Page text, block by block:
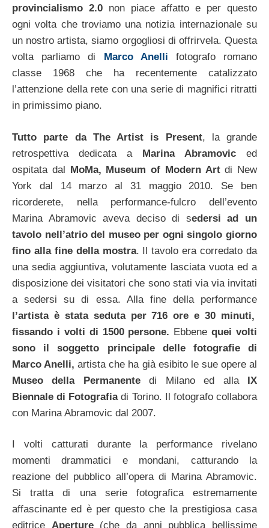
provincialismo 2.0 non piace affatto e per questo
ogni volta che troviamo una notizia internazionale su
un nostro artista, siamo orgogliosi di offrirvela. Questa
volta parliamo di
Marco Anelli
fotografo romano
classe 1968 che ha recentemente catalizzato
l’attenzione della rete con una serie di magnifici ritratti
in primissimo piano.
Tutto parte da The Artist is Present, la grande
retrospettiva dedicata a Marina Abramovic ed
ospitata dal MoMa, Museum of Modern Artdi New
York dal 14 marzo al 31 maggio 2010. Se ben
ricorderete, nella performance-fulcro dell’evento
Marina Abramovic aveva deciso di sedersi ad un
tavolo nell’atrio del museo per ogni singolo giorno
fino alla fine della mostra. Il tavolo era corredato da
una sedia aggiuntiva, volutamente lasciata vuota ed a
disposizione dei visitatori che sono stati via via invitati
a sedersi su di essa. Alla fine della performance
l’artista è stata seduta per 716 ore e 30 minuti,
fissando i volti di 1500 persone. Ebbenequei volti
sono il soggetto principale delle fotografie di
Marco Anelli, artista che ha già esibito le sue opere al
Museo della Permanentedi Milano ed alla IX
Biennale di Fotografiadi Torino. Il fotografo collabora
con Marina Abramovic dal 2007.
I volti catturati durante la performance rivelano
momenti drammatici e mondani, catturando la
reazione del pubblico all’opera di Marina Abramovic.
Si tratta di una serie fotografica estremamente
affascinante ed è per questo che la prestigiosa casa
editrice Aperture (che da anni pubblica bellissime